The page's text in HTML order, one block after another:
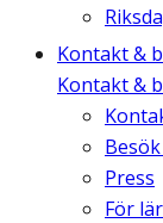
Kontakt &
Kontakt &
Press
För